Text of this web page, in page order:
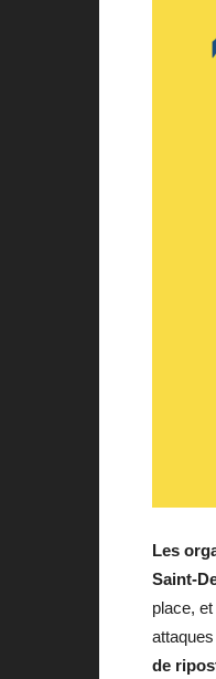
Les
Saint-
place, et
de